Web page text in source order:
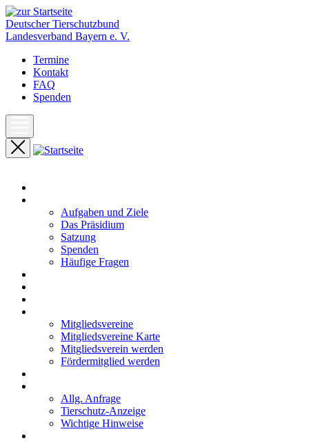
Deutscher Tierschutzbund
Landesverband Bayern e. V.
Termine
Kontakt
FAQ
Spenden
Aufgaben und Ziele
Das Präsidium
Satzung
Spenden
Häufige Fragen
Mitgliedsvereine
Mitgliedsvereine Karte
Mitgliedsverein werden
Fördermitglied werden
Allg. Anfrage
Tierschutz-Anzeige
Wichtige Hinweise